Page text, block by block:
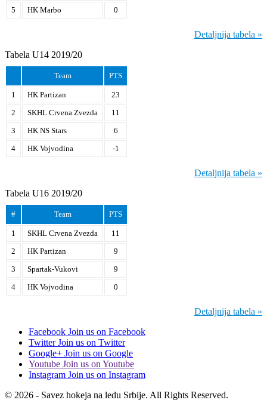
5
HK Marbo 0
Detaljnija tabela »
Tabela U14 2019/20
Team PTS
1 HK Partizan
23
2
SKHL Crvena Zvezda
11
3
HK NS Stars
6
4
HK Vojvodina -1
Detaljnija tabela »
Tabela U16 2019/20
# Team PTS
1 SKHL Crvena Zvezda
11
2
HK Partizan
9
3
Spartak-Vukovi
9
4
HK Vojvodina 0
Detaljnija tabela »
Facebook Join us on Facebook
Twitter Join us on Twitter
Google+ Join us on Google
Youtube Join us on Youtube
Instagram Join us on Instagram
© 2026 - Savez hokeja na ledu Srbije. All Rights Reserved.